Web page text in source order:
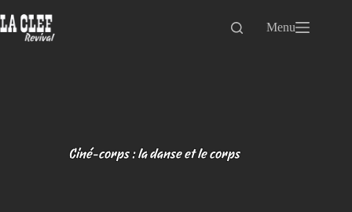
au
contenu
Menu
Ciné-corps : la danse et le corps